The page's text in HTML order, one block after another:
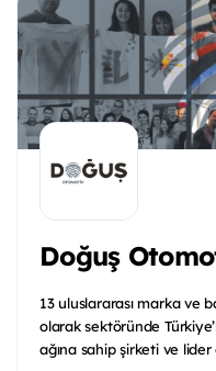
Doğuş
13 uluslararası marka ve
olarak sektöründe
ağına sahip şirketi ve